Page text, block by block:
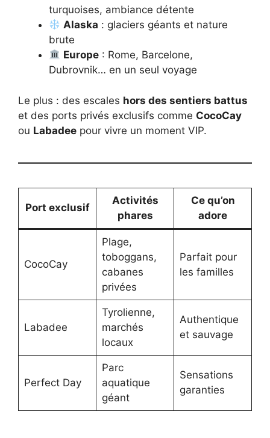
turquoises, ambiance détente
Alaska : glaciers géants et nature
brute
Europe : Rome, Barcelone,
Dubrovnik… en un seul voyage
Le plus : des escales hors des sentiers battus
et des ports privés exclusifs comme CocoCay
ou Labadee pour vivre un moment VIP.
Port exclusif
Activités
phares
Ce qu’on
adore
CocoCay
Plage,
toboggans,
cabanes
privées
Parfait pour
les familles
Labadee
Tyrolienne,
marchés
locaux
Authentique
et sauvage
Perfect Day
Parc
aquatique
géant
Sensations
garanties